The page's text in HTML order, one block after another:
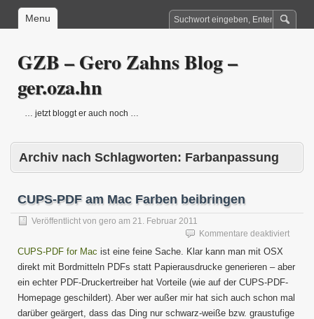
Menu
GZB – Gero Zahns Blog –
ger.oza.hn
… jetzt bloggt er auch noch …
Archiv nach Schlagworten: Farbanpassung
CUPS-PDF am Mac Farben beibringen
Veröffentlicht von gero am 21. Februar 2011
Kommentare deaktiviertfür
am
CUPS-PDF for Mac ist eine feine Sache. Klar kann man mit OSX
direkt mit Bordmitteln PDFs statt Papierausdrucke generieren – aber
ein echter PDF-Druckertreiber hat Vorteile (wie auf der CUPS-PDF-
Homepage geschildert). Aber wer außer mir hat sich auch schon mal
darüber geärgert, dass das Ding nur schwarz-weiße bzw. graustufige